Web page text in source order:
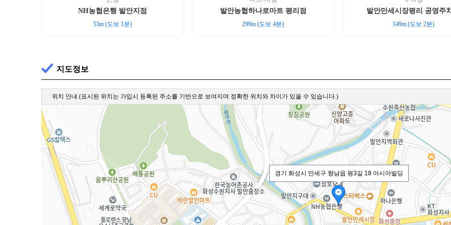
NH농협은행 발안지점
53m (도보 1분)
발안농협하나로마트 평리점
299m (도보 4분)
발안만세시장평리 공영주
149m (도보 2분)
지도정보
위치 안내 (표시된 위치는 가입시 등록된 주소를 기반으로 보여지며 정확한 위치와 차이가 있을 수 있습니다.)
경기 화성시 만세구 향남읍 평3길 18 아시아빌딩